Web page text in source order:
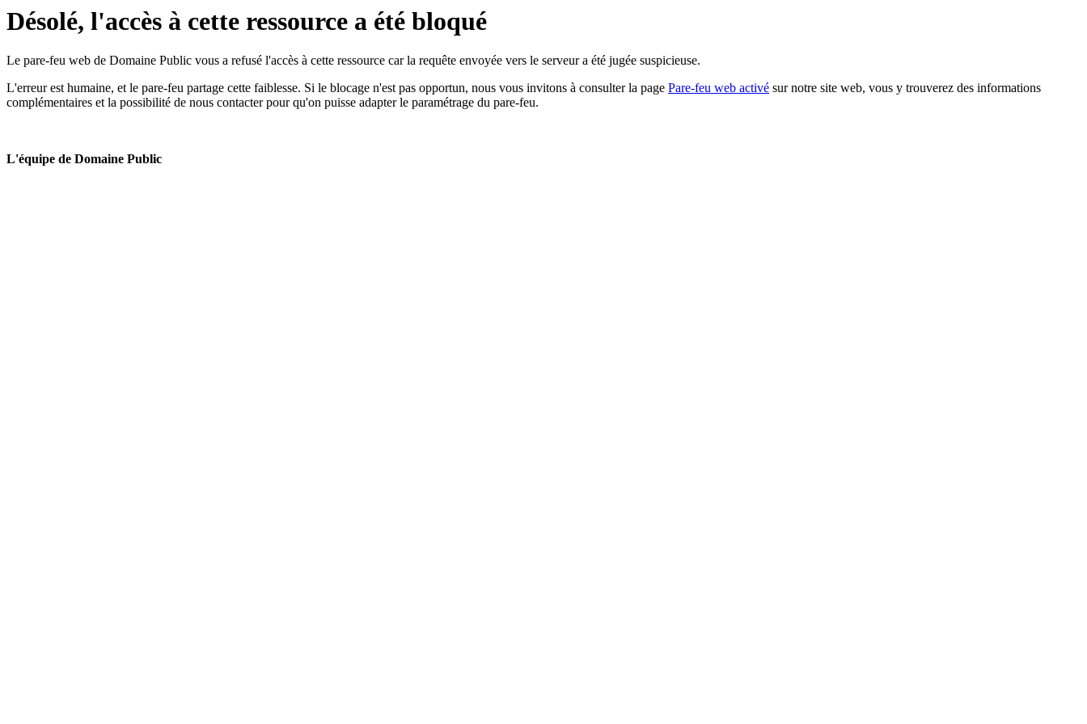
Désolé, l'accès à cette ressource a été bloqué
Le pare-feu web de Domaine Public vous a refusé l'accès à cette ressource car la requête envoyée vers le serveur a été jugée suspicieuse.
L'erreur est humaine, et le pare-feu partage cette faiblesse. Si le blocage n'est pas opportun, nous vous invitons à consulter la page Pare-feu web activé sur notre site web, vous y trouverez des informations
complémentaires et la possibilité de nous contacter pour qu'on puisse adapter le paramétrage du pare-feu.
L'équipe de Domaine Public